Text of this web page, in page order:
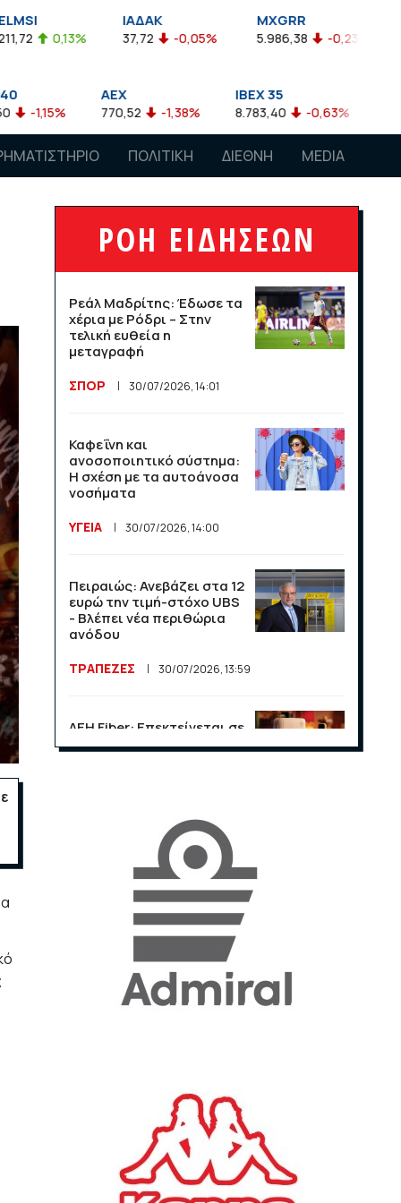
ΙΑΔΑΚ
37,72 -0,05%
MXGRR
5.986,38 -0,23%
ΣΑΓΔ
2.924,61 -0,03%
-1,38%
IBEX 35
8.783,40 -0,63%
ATX
4.007,68 -0,57%
ΠΟΛΙΤΙΚΗ ΔΙΕΘΝΗ MEDIA
ΡΟΗ ΕΙΔΗΣΕΩΝ
Ρεάλ Μαδρίτης: Έδωσε τα
χέρια με Ρόδρι – Στην
τελική ευθεία η
μεταγραφή
ΣΠΟΡ 30/07/2026, 14:01
Καφεΐνη και
ανοσοποιητικό σύστημα:
Η σχέση με τα αυτοάνοσα
νοσήματα
ΥΓΕΙΑ 30/07/2026, 14:00
Πειραιώς: Ανεβάζει στα 12
ευρώ την τιμή-στόχο UBS
- Βλέπει νέα περιθώρια
ανόδου
ΤΡΑΠΕΖΕΣ 30/07/2026, 13:59
ΔΕΗ Fiber: Επεκτείνεται σε
15 νέες περιοχές σε Αττική
«Η ακρίβεια «γονατίζει»
την κοινωνία - Νέα μεγάλη
έρευνα της Pulse για το
ΟΙΚΟΝΟΜΙΑ 23/07/2026, 12:50
Aktor: Δεν θα γίνουν
δεκτές προσφορές κάτω
Κ. Πιερρακάκης: Νέα
εποχή για το Ολυμπιακό
Κωπηλατοδρόμιο - Η
δημόσια περιουσία είναι